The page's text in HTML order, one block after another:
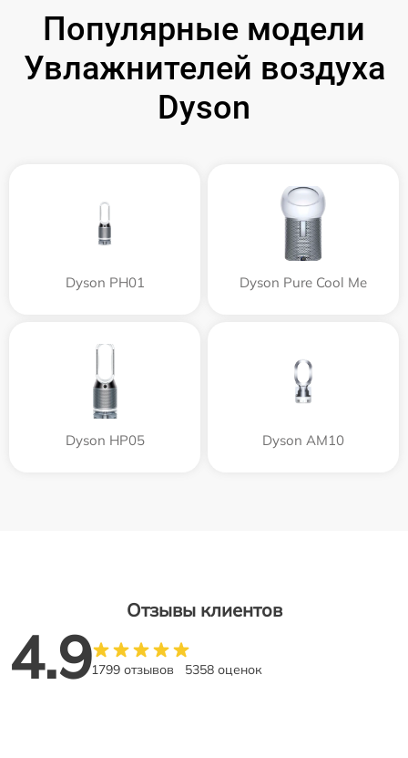
Популярные модели
Увлажнителей воздуха
Dyson
Dyson PH01 Dyson Pure Cool Me
Dyson HP05 Dyson AM10
Отзывы клиентов
4.91799 отзывов 5358 оценок